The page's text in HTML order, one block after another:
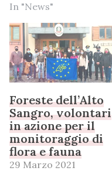
In "News"
Foreste dell’Alto
Sangro, volontari
in azione per il
monitoraggio di
flora e fauna
29 Marzo 2021